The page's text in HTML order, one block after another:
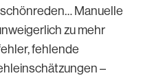
Manuelle
zu mehr
fehlende
–